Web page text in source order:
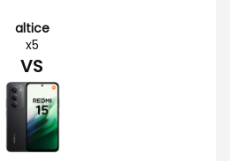
altice
x5
VS